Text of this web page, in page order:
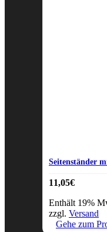
Seitenständer
11,05€
Enthält 19%
zzgl. Versand
Gehe zum